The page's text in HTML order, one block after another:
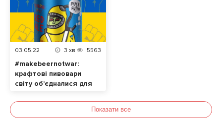
матчу» – це допомога
українцям
03.05.22 3 хв 5563
#makebeernotwar:
крафтові пивовари
світу об’єдналися для
Показати все